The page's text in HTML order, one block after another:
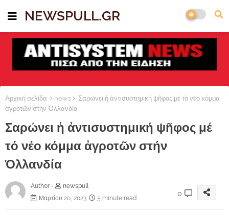
NEWSPULL.GR
Αρχική σελίδα news
Σαρώνει ἡ ἀντισυστημική ψῆφος μέ τό νέο κόμμα
ἀγροτῶν στήν Ὁλλανδία
Σαρώνει ἡ ἀντισυστημική ψῆφος μέ
τό νέο κόμμα ἀγροτῶν στήν
Ὁλλανδία
Author -
newspull
Μαρτίου 20, 2023
5 minute read
0